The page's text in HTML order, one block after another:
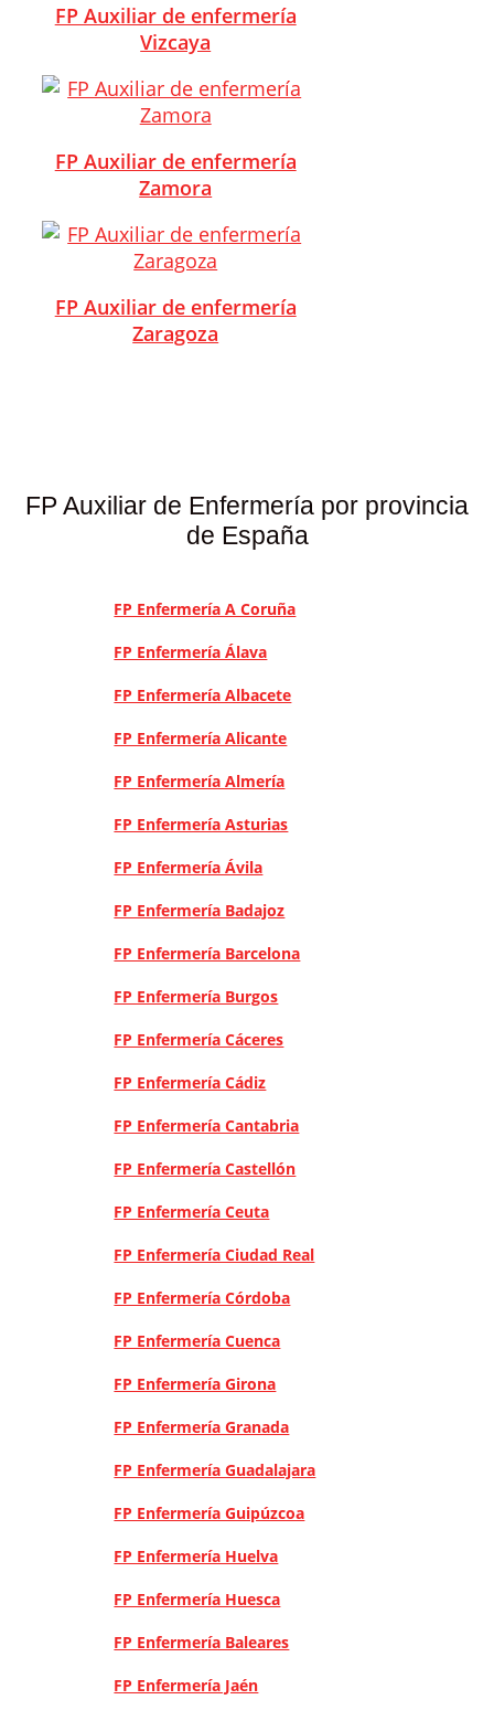
FP Auxiliar de enfermería
Vizcaya
FP Auxiliar de enfermería
Zamora
FP Auxiliar de enfermería
Zaragoza
FP Auxiliar de Enfermería por provincia
de España
FP Enfermería A Coruña
FP Enfermería Álava
FP Enfermería Albacete
FP Enfermería Alicante
FP Enfermería Almería
FP Enfermería Asturias
FP Enfermería Ávila
FP Enfermería Badajoz
FP Enfermería Barcelona
FP Enfermería Burgos
FP Enfermería Cáceres
FP Enfermería Cádiz
FP Enfermería Cantabria
FP Enfermería Castellón
FP Enfermería Ceuta
FP Enfermería Ciudad Real
FP Enfermería Córdoba
FP Enfermería Cuenca
FP Enfermería Girona
FP Enfermería Granada
FP Enfermería Guadalajara
FP Enfermería Guipúzcoa
FP Enfermería Huelva
FP Enfermería Huesca
FP Enfermería Baleares
FP Enfermería Jaén